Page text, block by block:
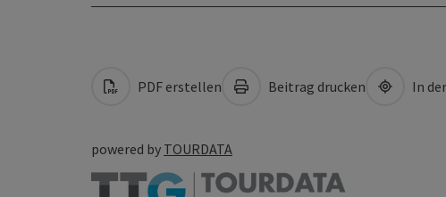
PDF erstellen Beitrag drucken In
powered by TOURDATA